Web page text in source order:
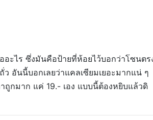
อะไร ซึ่งมันคือป้ายที่ห้อยไว้บอกว่าโซนตร
อันนี้บอกเลยว่าแคลเซียมเยอะมากแน่ ๆ
ถูกมาก แค่ 19.- เอง แบบนี้ต้องหยิบแล้วดิ